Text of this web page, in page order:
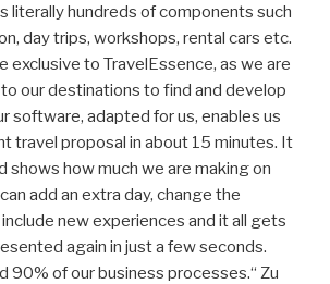
literally hundreds of components such
day trips, workshops, rental cars etc.
exclusive to TravelEssence, as we are
our destinations to find and develop
software, adapted for us, enables us
travel proposal in about 15 minutes. It
shows how much we are making on
add an extra day, change the
new experiences and it all gets
again in just a few seconds.
90% of our business processes.“ Zu